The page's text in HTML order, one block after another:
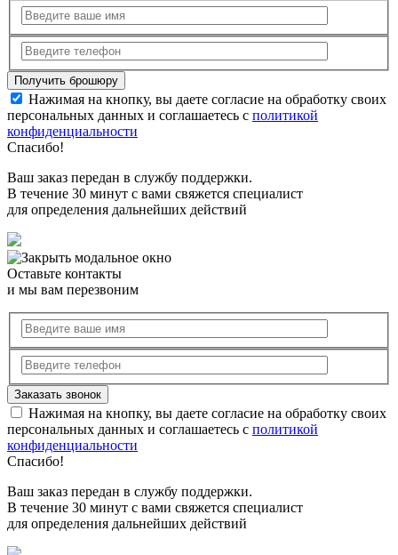
Нажимая на кнопку, вы даете согласие на обработку своих
персональных данных и соглашаетесь с политикой
конфиденциальности
Спасибо!
Ваш заказ передан в службу поддержки.
В течение 30 минут с вами свяжется специалист
для определения дальнейших действий
Оставьте контакты
и мы вам перезвоним
Нажимая на кнопку, вы даете согласие на обработку своих
персональных данных и соглашаетесь с политикой
конфиденциальности
Спасибо!
Ваш заказ передан в службу поддержки.
В течение 30 минут с вами свяжется специалист
для определения дальнейших действий